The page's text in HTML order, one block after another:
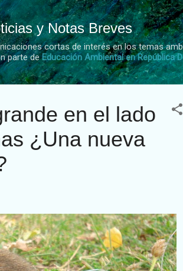
contenido principal
y Notas Breves
cortas de interés en los temas
parte deEducación Ambiental en República
en el lado
¿Una nueva